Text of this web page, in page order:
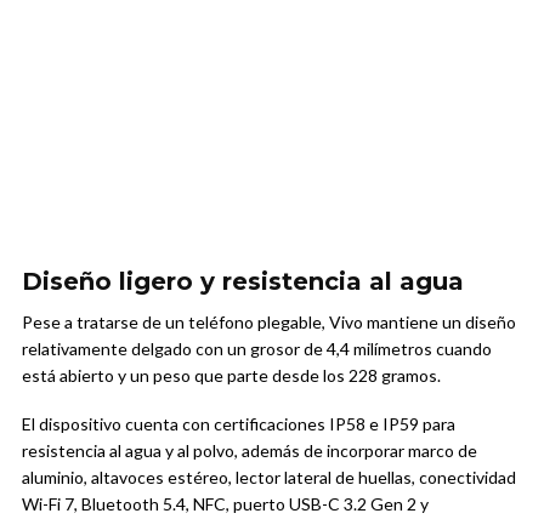
Diseño ligero y resistencia al agua
Pese a tratarse de un teléfono plegable, Vivo mantiene un diseño
relativamente delgado con un grosor de 4,4 milímetros cuando
está abierto y un peso que parte desde los 228 gramos.
El dispositivo cuenta con certificaciones IP58 e IP59 para
resistencia al agua y al polvo, además de incorporar marco de
aluminio, altavoces estéreo, lector lateral de huellas, conectividad
Wi-Fi 7, Bluetooth 5.4, NFC, puerto USB-C 3.2 Gen 2 y